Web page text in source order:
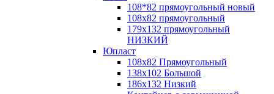
108*82 прямоугольный новый
108х82 прямоугольный
179х132 прямоугольный
НИЗКИЙ
Юпласт
108х82 Прямоугольный
138х102 Большой
186х132 Низкий